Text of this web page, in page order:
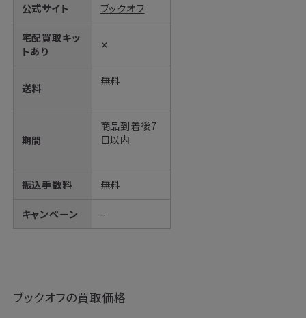
公式サイト ブックオフ
宅配買取キッ
トあり
✕
送料
無料
期間
商品到着後7
日以内
振込手数料 無料
キャンペーン –
ブックオフの買取価格